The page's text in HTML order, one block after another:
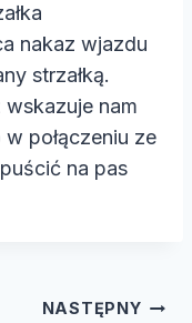
nakaz wjazdu
strzałką.
nam
połączeniu ze
na pas
NASTĘPNY